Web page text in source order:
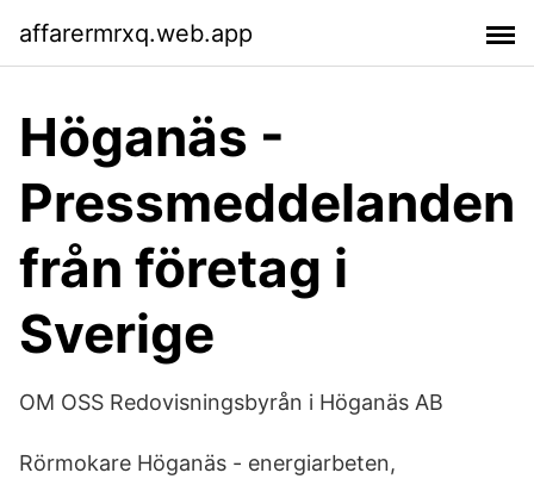
affarermrxq.web.app
Höganäs -
Pressmeddelanden
från företag i
Sverige
OM OSS Redovisningsbyrån i Höganäs AB
Rörmokare Höganäs - energiarbeten,